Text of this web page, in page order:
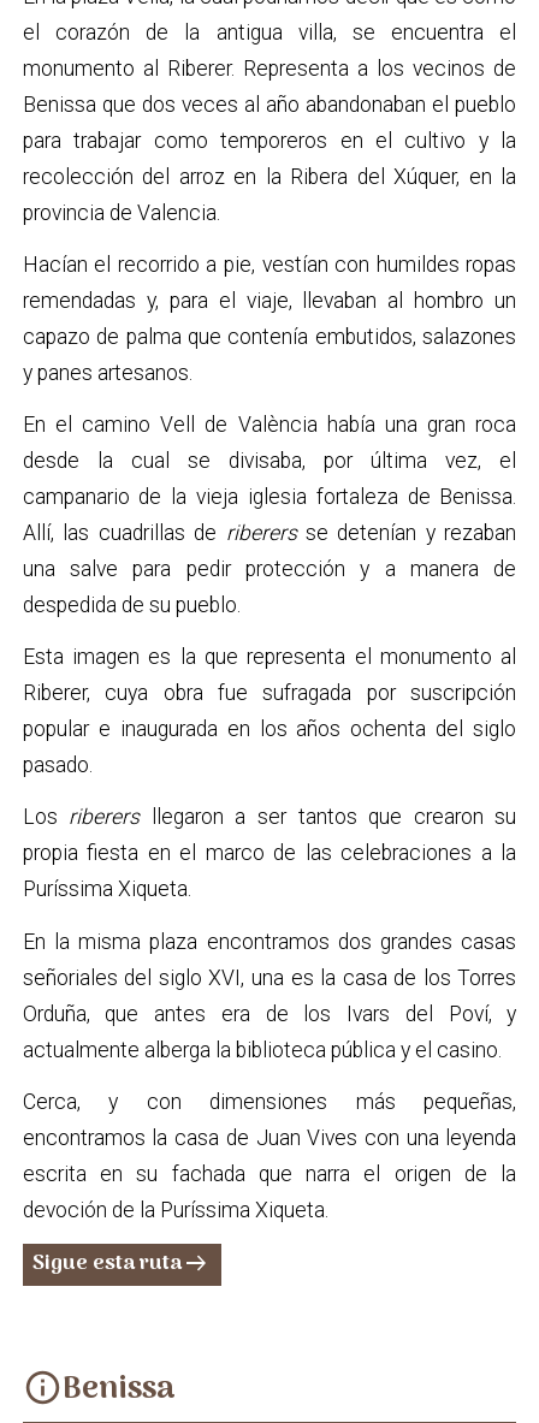
el corazón de la antigua villa, se encuentra el
monumento al Riberer. Representa a los vecinos de
Benissa que dos veces al año abandonaban el pueblo
para trabajar como temporeros en el cultivo y la
recolección del arroz en la Ribera del Xúquer, en la
provincia de Valencia.
Hacían el recorrido a pie, vestían con humildes ropas
remendadas y, para el viaje, llevaban al hombro un
capazo de palma que contenía embutidos, salazones
y panes artesanos.
En el camino Vell de València había una gran roca
desde la cual se divisaba, por última vez, el
campanario de la vieja iglesia fortaleza de Benissa.
Allí, las cuadrillas de riberers se detenían y rezaban
una salve para pedir protección y a manera de
despedida de su pueblo.
Esta imagen es la que representa el monumento al
Riberer, cuya obra fue sufragada por suscripción
popular e inaugurada en los años ochenta del siglo
pasado.
Los riberers
llegaron a ser tantos que crearon su
propia fiesta en el marco de las celebraciones a la
Puríssima Xiqueta.
En la misma plaza encontramos dos grandes casas
señoriales del siglo XVI, una es la casa de los Torres
Orduña, que antes era de los Ivars del Poví, y
actualmente alberga la biblioteca pública y el casino.
Cerca, y con dimensiones más pequeñas,
encontramos la casa de Juan Vives con una leyenda
escrita en su fachada que narra el origen de la
devoción de la Puríssima Xiqueta.
Sigue esta rutaarrow_right_alt
infoBenissa